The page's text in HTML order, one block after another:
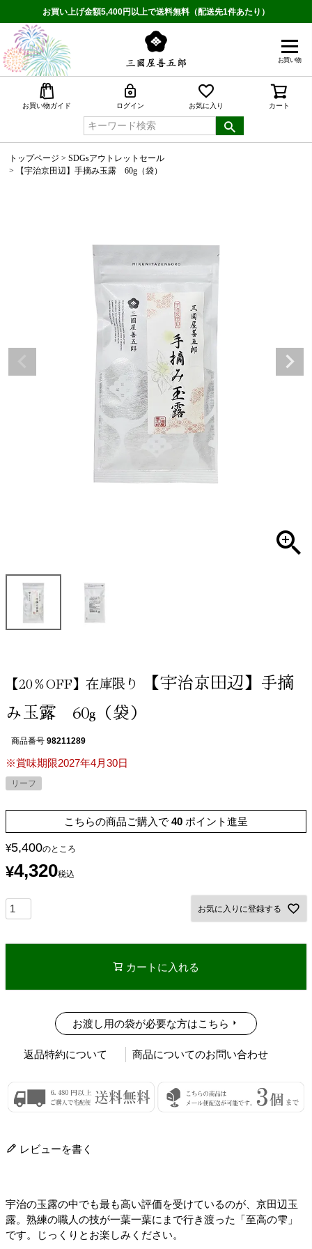
お買い上げ金額5,400円以上で送料無料（配送先1件あたり）
お買い物
お買い物ガイド ログイン お気に入り カート
トップページ
SDGsアウトレットセール
【宇治京田辺】手摘み玉露 60g（袋）
【20％OFF】在庫限り
【宇治京田辺】手摘
み玉露 60g（袋）
商品番号 98211289
※賞味期限2027年4月30日
リーフ
こちらの商品ご購入で 40 ポイント進呈
¥5,400のところ
¥4,320税込
お気に入りに登録する
カートに入れる
お渡し用の袋が必要な方はこちら
返品特約について 商品についてのお問い合わせ
レビューを書く
宇治の玉露の中でも最も高い評価を受けているのが、京田辺玉
露。熟練の職人の技が一葉一葉にまで行き渡った「至高の雫」
です。じっくりとお楽しみください。